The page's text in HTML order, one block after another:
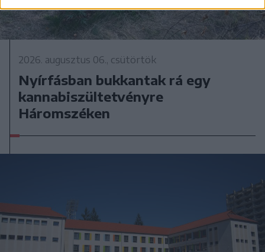
2026. augusztus 06., csütörtök
Nyírfásban bukkantak rá egy
kannabiszültetvényre
Háromszéken